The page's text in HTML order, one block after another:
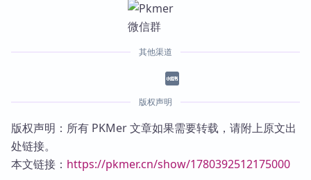
其他渠道
版权声明
版权声明：所有 PKMer 文章如果需要转载，请附上原文出
处链接。
本文链接： https://pkmer.cn/show/1780392512175000